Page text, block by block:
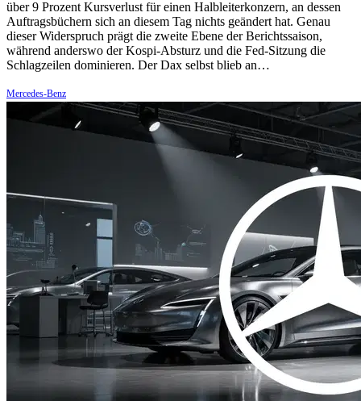
über 9 Prozent Kursverlust für einen Halbleiterkonzern, an dessen
Auftragsbüchern sich an diesem Tag nichts geändert hat. Genau
dieser Widerspruch prägt die zweite Ebene der Berichtssaison,
während anderswo der Kospi-Absturz und die Fed-Sitzung die
Schlagzeilen dominieren. Der Dax selbst blieb an…
Mercedes-Benz